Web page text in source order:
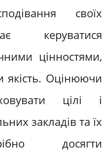
своїх
керуватися
цінностями,
якість. Оцінюючи
цілі і
закладів та їх
досягти